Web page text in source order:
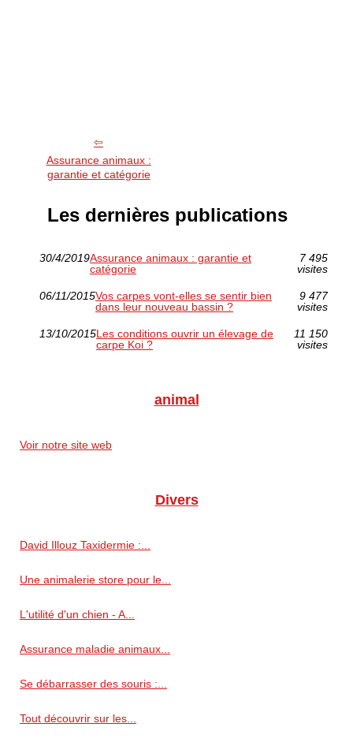
Assurance animaux :
garantie et catégorie
Les dernières publications
30/4/2019Assurance animaux : garantie et
catégorie
7 495
visites
06/11/2015Vos carpes vont-elles se sentir bien
dans leur nouveau bassin ?
9 477
visites
13/10/2015Les conditions ouvrir un élevage de
carpe Koi ?
11 150
visites
animal
Voir notre site web
Divers
David Illouz Taxidermie :...
Une animalerie store pour le...
L'utilité d'un chien - A...
Assurance maladie animaux...
Se débarrasser des souris :...
Tout découvrir sur les...